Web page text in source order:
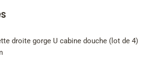
droite gorge U cabine douche (lot de 4)